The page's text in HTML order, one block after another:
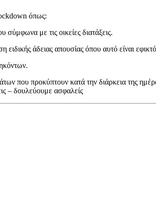
όπως:
με τις οικείες διατάξεις.
άδειας απουσίας όπου αυτό είναι
που προκύπτουν κατά την διάρκεια της
– δουλεύουμε ασφαλείς